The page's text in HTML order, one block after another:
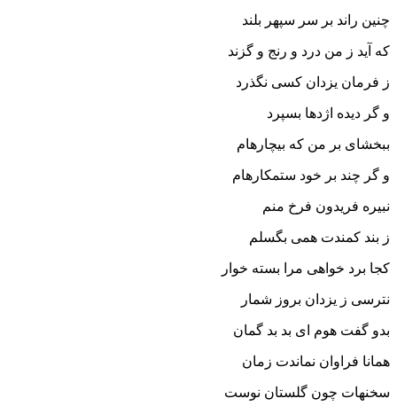
چنین راند بر سر سپهر بلند
که آید ز من درد و رنج و گزند
ز فرمان یزدان کسى نگذرد
و گر دیده اژدها بسپرد
ببخشاى بر من که بیچاره‏ام
و گر چند بر خود ستمکاره‏ام‏
نبیره فریدون فرخ منم
ز بند کمندت همى بگسلم‏
کجا برد خواهى مرا بسته خوار
نترسى ز یزدان بروز شمار
بدو گفت هوم اى بد بد گمان
همانا فراوان نماندت زمان‏
سخنهات چون گلستان نوست